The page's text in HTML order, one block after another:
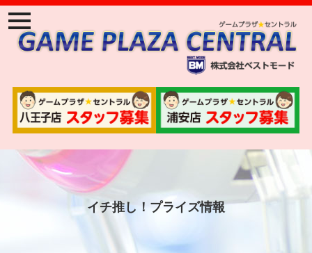
ナ
ビ
ゲ
ー
ン
メ
ニ
ュ
イチ推し！プライズ情報